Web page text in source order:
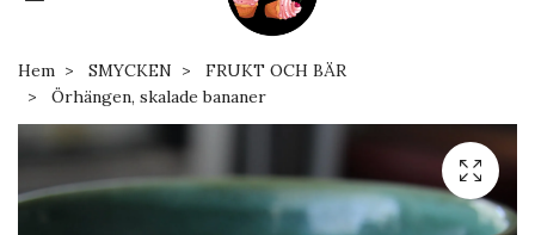
Hem SMYCKEN
FRUKT OCH BÄR
Örhängen, skalade bananer